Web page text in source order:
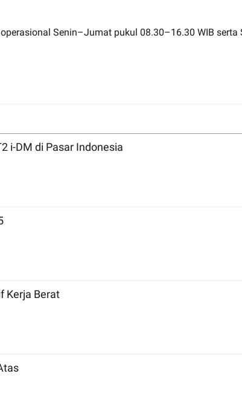
Senin–Jumat pukul 08.30–16.30 WIB
i-DM di Pasar Indonesia
Kerja Berat